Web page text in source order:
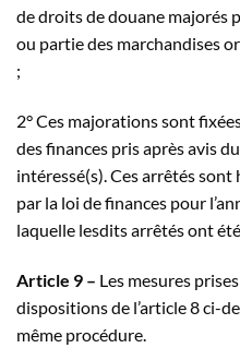
de droits de douane majorés
ou partie des marchandises
;
2° Ces majorations sont
des finances pris après avis
intéressé(s). Ces arrêtés
par la loi de finances pour
laquelle lesdits arrêtés ont
Article 9 – Les mesures
dispositions de l’article 8 ci-
même procédure.